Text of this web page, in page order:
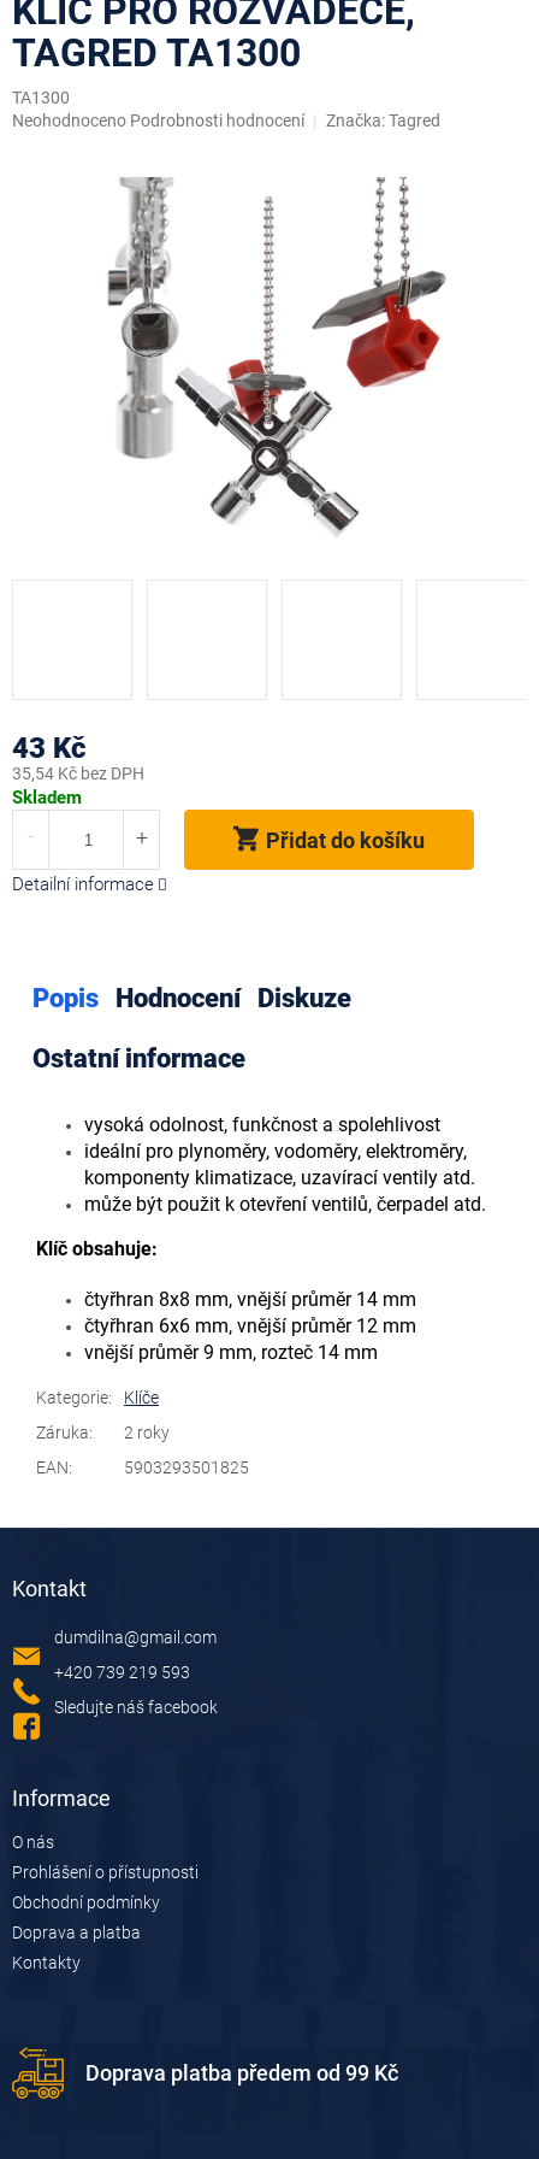
KLÍČ PRO ROZVADĚČE,
TAGRED TA1300
TA1300
Průměrné
Neohodnoceno Podrobnosti hodnocení Značka:Tagred
43 Kč
35,54 Kč bez DPH
Měrná
Skladem
Přidat do košíku
Detailní informace
Popis Hodnocení
Diskuze
Ostatní informace
vysoká odolnost, funkčnost a spolehlivost
ideální pro plynoměry, vodoměry, elektroměry,
komponenty klimatizace, uzavírací ventily atd.
může být použit k otevření ventilů, čerpadel atd.
Klíč obsahuje:
čtyřhran 8x8 mm, vnější průměr 14 mm
čtyřhran 6x6 mm, vnější průměr 12 mm
vnější průměr 9 mm, rozteč 14 mm
Kategorie:
Klíče
Záruka:
2 roky
EAN: 5903293501825
Kontakt
dumdilna@gmail.com
+420 739 219 593
Sledujte náš facebook
Informace
O nás
Prohlášení o přístupnosti
Obchodní podmínky
Doprava a platba
Kontakty
Doprava platba předem od 99 Kč